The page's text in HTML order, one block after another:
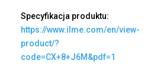
Specyfikacja produktu:
https://www.ilme.com/en/view-
product/?
code=CX+8+J6M&pdf=1